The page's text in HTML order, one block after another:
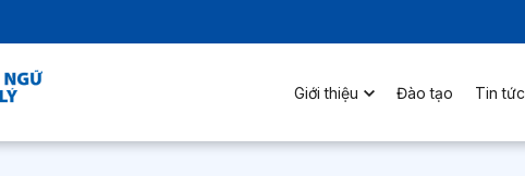
Giới thiệu Đào tạo Tin tức